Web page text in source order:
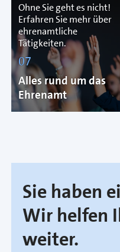
Ohne Sie geht es nicht!
Erfahren Sie mehr über
ehrenamtliche
Tätigkeiten.
07
Alles rund um das
Ehrenamt
Sie haben
Wir helfen
weiter.